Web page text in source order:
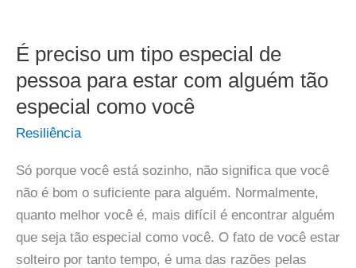
É preciso um tipo especial de
pessoa para estar com alguém tão
especial como você
Resiliência
Só porque você está sozinho, não significa que você
não é bom o suficiente para alguém. Normalmente,
quanto melhor você é, mais difícil é encontrar alguém
que seja tão especial como você. O fato de você estar
solteiro por tanto tempo, é uma das razões pelas